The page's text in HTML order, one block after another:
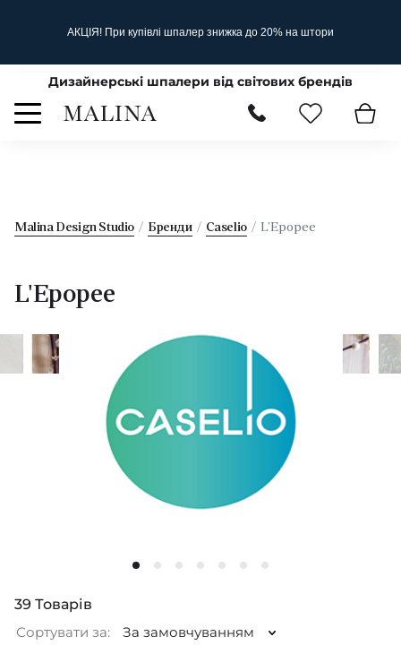
АКЦІЯ! При купівлі шпалер знижка до 20% на штори
Дизайнерські шпалери від світових брендів
Malina Design Studio Бренди Caselio L'Epopee
L'Epopee
39 Товарів
Сортувати за:
За замовчуванням